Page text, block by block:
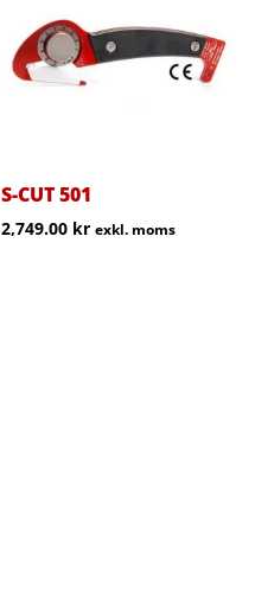
S-CUT 501
2,749.00 kr exkl. moms